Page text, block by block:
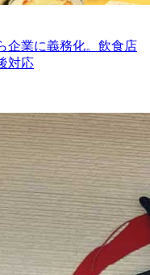
企業に義務化。飲食店
対応